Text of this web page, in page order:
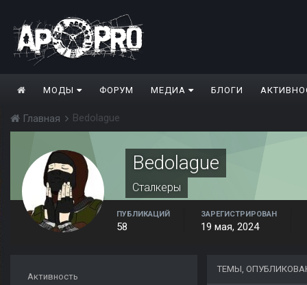
МОДЫ ФОРУМ МЕДИА БЛОГИ
Главная Bedolague
Bedolague
Сталкеры
ПУБЛИКАЦИЙ
58
ЗАРЕГИСТРИРОВАН
19 мая, 2024
Активность
ТЕМЫ,